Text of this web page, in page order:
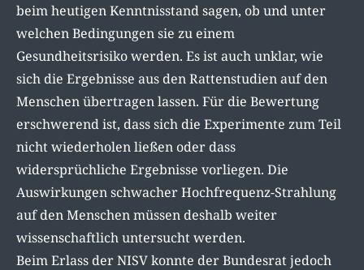
beim heutigen Kenntnisstand sagen, ob und unter
welchen Bedingungen sie zu einem
Gesundheitsrisiko werden. Es ist auch unklar, wie
sich die Ergebnisse aus den Rattenstudien auf den
Menschen übertragen lassen. Für die Bewertung
erschwerend ist, dass sich die Experimente zum Teil
nicht wiederholen ließen oder dass
widersprüchliche Ergebnisse vorliegen. Die
Auswirkungen schwacher Hochfrequenz-Strahlung
auf den Menschen müssen deshalb weiter
wissenschaftlich untersucht werden.
Beim Erlass der NISV konnte der Bundesrat jedoch